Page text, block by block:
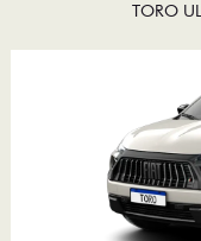
TORO